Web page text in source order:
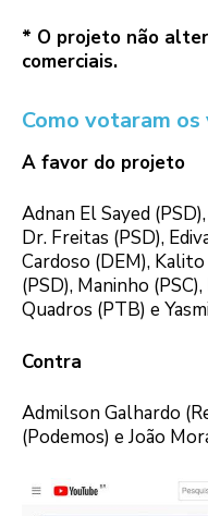
* O projeto não
comerciais.
Como votaram os
A favor do projeto
Adnan El Sayed
Dr. Freitas (PSD),
Cardoso (DEM),
(PSD), Maninho
Quadros (PTB) e
Contra
Admilson Galhardo
(Podemos) e João